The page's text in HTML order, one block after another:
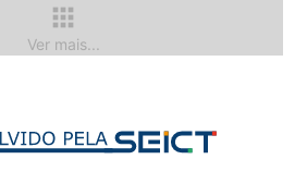
apps
Ver mais...